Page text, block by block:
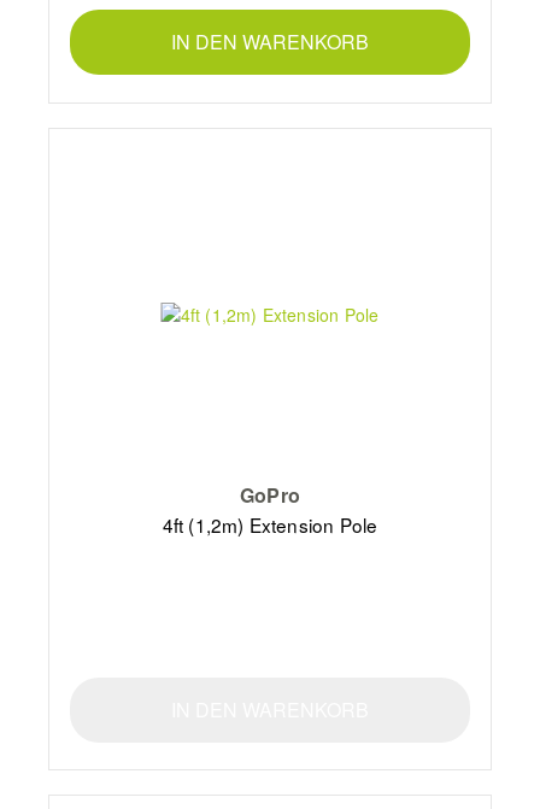
IN DEN WARENKORB
GoPro
4ft (1,2m) Extension Pole